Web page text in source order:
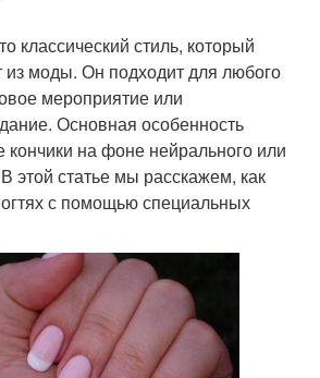
классический стиль, который
из моды. Он подходит для любого
мероприятие или
Основная особенность
на фоне нейрального или
этой статье мы расскажем, как
с помощью специальных